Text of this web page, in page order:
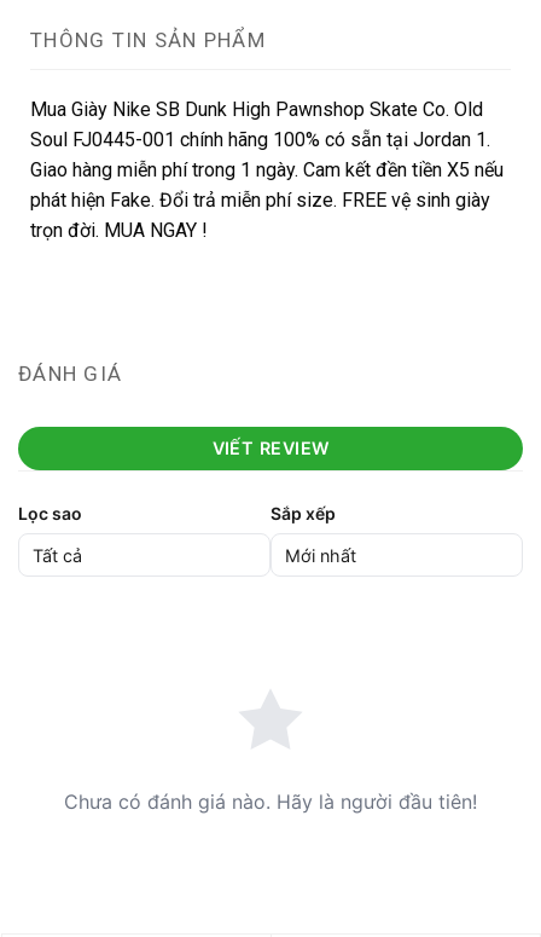
THÔNG TIN SẢN PHẨM
Mua Giày Nike SB Dunk High Pawnshop Skate Co. Old
Soul FJ0445-001 chính hãng 100% có sẵn tại Jordan 1.
Giao hàng miễn phí trong 1 ngày. Cam kết đền tiền X5 nếu
phát hiện Fake. Đổi trả miễn phí size. FREE vệ sinh giày
trọn đời. MUA NGAY !
ĐÁNH GIÁ
VIẾT REVIEW
Lọc sao Sắp xếp
Chưa có đánh giá nào. Hãy là người đầu tiên!